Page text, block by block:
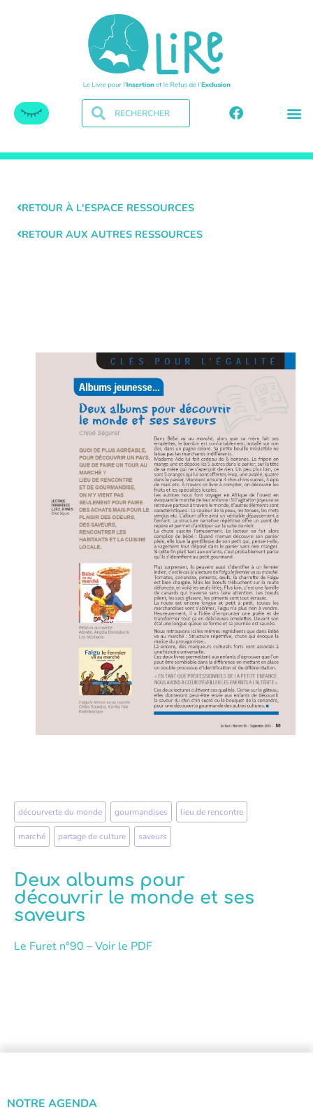
RETOUR À L'ESPACE RESSOURCES
RETOUR AUX AUTRES RESSOURCES
décourverte du monde gourmandises lieu de rencontre
marché partage de culture saveurs
Deux albums pour
découvrir le monde et ses
saveurs
Le Furet n°90 –Voir le PDF
NOTRE AGENDA